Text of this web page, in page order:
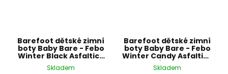
Barefoot dětské zimní
boty Baby Bare - Febo
Winter Black Asfaltico
černé
Skladem
Barefoot dětské zimní
boty Baby Bare - Febo
Winter Candy Asfaltico
růžové
Skladem